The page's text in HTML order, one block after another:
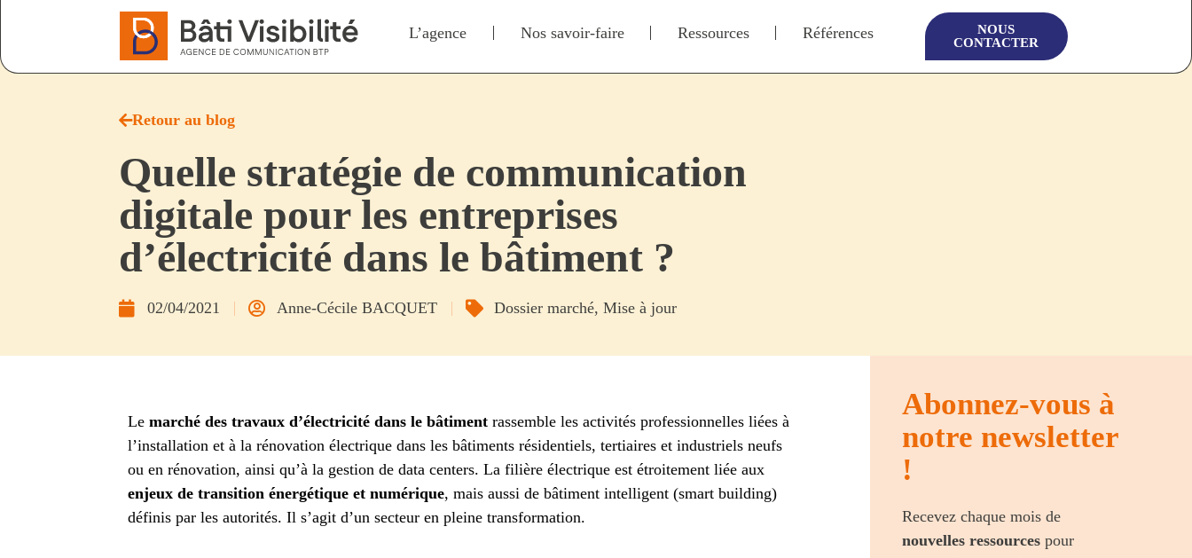
L’agence Nos savoir-faire Ressources Références
NOUS
CONTACTER
Retour au blog
Quelle stratégie de communication
digitale pour les entreprises
d’électricité dans le bâtiment ?
02/04/2021 Anne-Cécile BACQUET Dossier marché,Mise à jour
Lemarché des travaux d’électricité dans le bâtimentrassemble les activités professionnelles liées à
l’installation et à la rénovation électrique dans les bâtiments résidentiels, tertiaires et industriels neufs
ou en rénovation, ainsi qu’à la gestion de data centers. La filière électrique est étroitement liée aux
enjeux de transition énergétique et numérique, mais aussi de bâtiment intelligent (smart building)
définis par les autorités. Il s’agit d’un secteur en pleine transformation.
Abonnez-vous à
notre newsletter
!
Recevez chaque mois de
nouvelles ressources pour